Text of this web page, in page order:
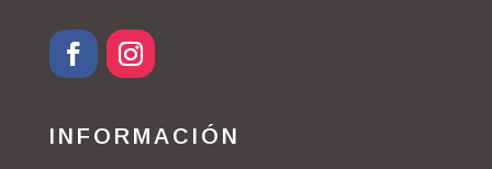
INFORMACIÓN